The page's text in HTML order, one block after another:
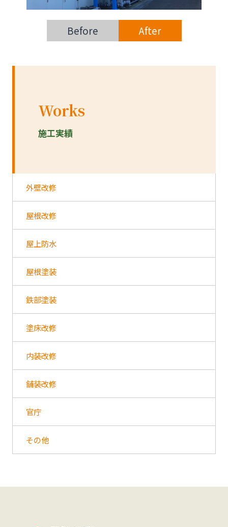
Before After
Works
施工実績
外壁改修
屋根改修
屋上防水
屋根塗装
鉄部塗装
塗床改修
内装改修
舗装改修
官庁
その他